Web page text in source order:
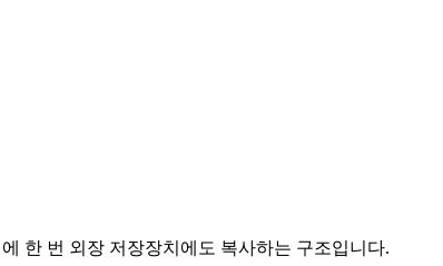
한 번 외장 저장장치에도 복사하는 구조입니다.